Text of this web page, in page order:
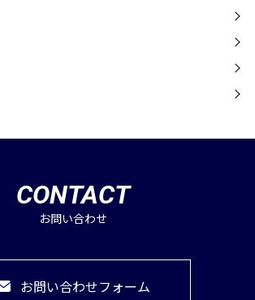
CONTACT
お問い合わせ
お問い合わせフォーム